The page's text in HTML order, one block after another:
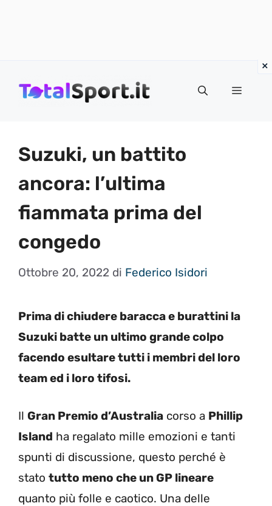
MENU
Suzuki, un battito
ancora: l’ultima
fiammata prima del
congedo
Ottobre 20, 2022 di Federico Isidori
Prima di chiudere baracca e burattini la
Suzuki batte un ultimo grande colpo
facendo esultare tutti i membri del loro
team ed i loro tifosi.
Il Gran Premio d’Australia corso a Phillip
Island ha regalato mille emozioni e tanti
spunti di discussione, questo perché è
stato tutto meno che un GP lineare
quanto più folle e caotico. Una delle